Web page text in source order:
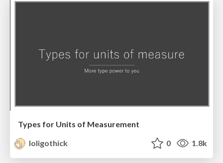
Types for Units of Measurement
loligothick
0 1.8k